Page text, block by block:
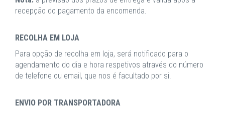
recepção do pagamento da encomenda.
RECOLHA EM LOJA
Para opção de recolha em loja, será notificado para o
agendamento do dia e hora respetivos através do número
de telefone ou email, que nos é facultado por si.
ENVIO POR TRANSPORTADORA